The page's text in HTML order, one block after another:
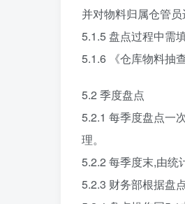
并对物料归属仓管
5.1.5 盘点过程中需
5.1.6 《仓库物料抽
5.2 季度盘点
5.2.1 每季度盘点一
理。
5.2.2 每季度末,由统
5.2.3 财务部根据盘